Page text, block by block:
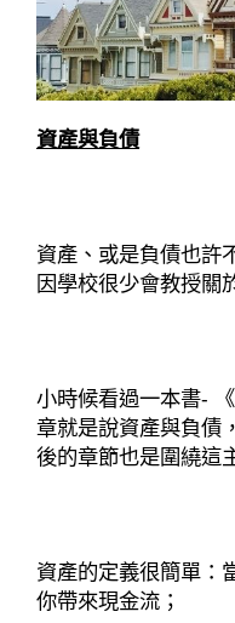
資產與負債
資產、或是負債也許
因學校很少會教授關
小時候看過一本書-
章就是說資產與負債
後的章節也是圍繞這
資產的定義很簡單：
你帶來現金流；